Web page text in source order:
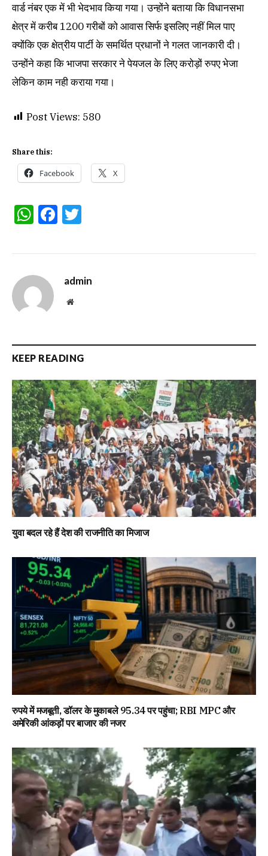
वार्ड नंबर एक में भी भेदभाव किया गया। उन्होंने बताया कि विधानसभा
क्षेत्र में करीब 1200 गरीबों को आवास सिर्फ इसलिए नहीं मिल पाए
क्योंकि एक क्षेत्रीय पार्टी के समर्थित प्रधानों ने गलत जानकारी दी।
उन्होंने कहा कि भाजपा सरकार ने पेयजल के लिए करोड़ों रुपए भेजा
लेकिन काम नही कराया गया।
Post Views: 580
Share this:
Facebook X
WhatsApp
Facebook
admin
Website
KEEP READING
युवा बदल रहे हैं देश की राजनीति का मिजाज
रुपये में मजबूती, डॉलर के मुकाबले 95.34 पर पहुंचा; RBI MPC और
अमेरिकी आंकड़ों पर बाजार की नजर